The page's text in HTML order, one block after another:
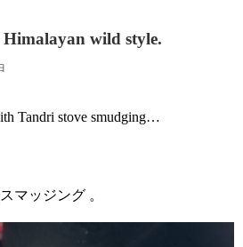
wild style.
Tandri stove smudging…
マッジング 。